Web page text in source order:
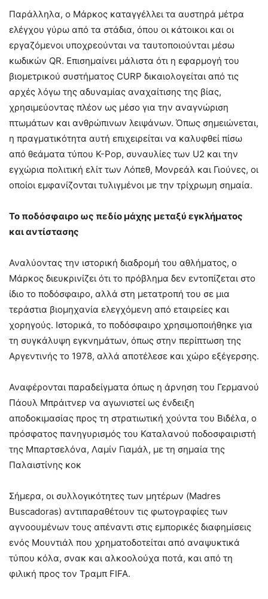
Παράλληλα, ο Μάρκος καταγγέλλει τα αυστηρά μέτρα
ελέγχου γύρω από τα στάδια, όπου οι κάτοικοι και οι
εργαζόμενοι υποχρεούνται να ταυτοποιούνται μέσω
κωδικών QR. Επισημαίνει μάλιστα ότι η εφαρμογή του
βιομετρικού συστήματος CURP δικαιολογείται από τις
αρχές λόγω της αδυναμίας αναχαίτισης της βίας,
χρησιμεύοντας πλέον ως μέσο για την αναγνώριση
πτωμάτων και ανθρώπινων λειψάνων. Όπως σημειώνεται,
η πραγματικότητα αυτή επιχειρείται να καλυφθεί πίσω
από θεάματα τύπου K-Pop, συναυλίες των U2 και την
εγχώρια πολιτική ελίτ των Λόπεθ, Μονρεάλ και Γιούνες, οι
οποίοι εμφανίζονται τυλιγμένοι με την τρίχρωμη σημαία.
Το ποδόσφαιρο ως πεδίο μάχης μεταξύ εγκλήματος
και αντίστασης
Αναλύοντας την ιστορική διαδρομή του αθλήματος, ο
Μάρκος διευκρινίζει ότι το πρόβλημα δεν εντοπίζεται στο
ίδιο το ποδόσφαιρο, αλλά στη μετατροπή του σε μια
τεράστια βιομηχανία ελεγχόμενη από εταιρείες και
χορηγούς. Ιστορικά, το ποδόσφαιρο χρησιμοποιήθηκε για
τη συγκάλυψη εγκνημάτων, όπως στην περίπτωση της
Αργεντινής το 1978, αλλά αποτέλεσε και χώρο εξέγερσης.
Αναφέρονται παραδείγματα όπως η άρνηση του Γερμανού
Πάουλ Μπράιτνερ να αγωνιστεί ως ένδειξη
αποδοκιμασίας προς τη στρατιωτική χούντα του Βιδέλα, ο
πρόσφατος πανηγυρισμός του Καταλανού ποδοσφαιριστή
της Μπαρτσελόνα, Λαμίν Γιαμάλ, με τη σημαία της
Παλαιστίνης κοκ
Σήμερα, οι συλλογικότητες των μητέρων (Madres
Buscadoras) αντιπαραθέτουν τις φωτογραφίες των
αγνοουμένων τους απέναντι στις εμπορικές διαφημίσεις
ενός Μουντιάλ που χρηματοδοτείται από αναψυκτικά
τύπου κόλα, σνακ και αλκοολούχα ποτά, και από τη
φιλική προς τον Τραμπ FIFA.